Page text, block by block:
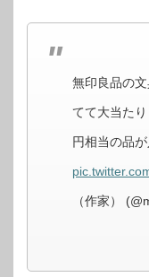
無印良品の
てて大当た
円相当の品が
（作家）